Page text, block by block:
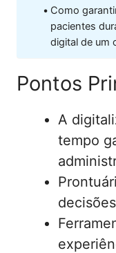
Como
pacientes
digital de um
Pontos
A
tempo